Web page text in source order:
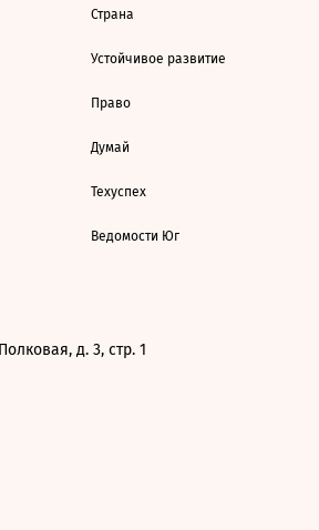
Страна
Устойчивое развитие
Право
Думай
Техуспех
Ведомости Юг
д. 3, стр. 1